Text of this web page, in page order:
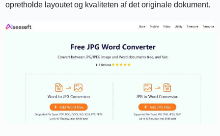
opretholde layoutet og kvaliteten af ​​det originale dokument.